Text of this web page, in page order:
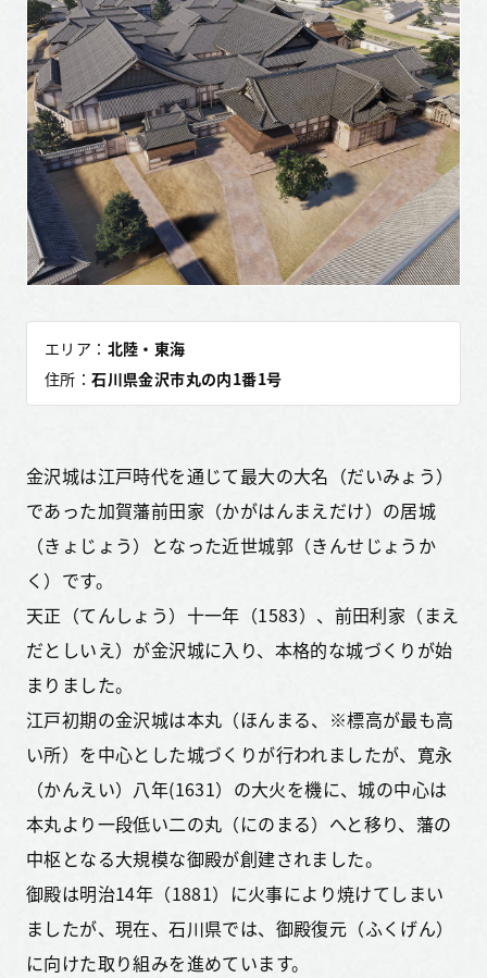
エリア： 北陸・東海
住所：石川県金沢市丸の内1番1号
金沢城は江戸時代を通じて最大の大名（だいみょう）
であった加賀藩前田家（かがはんまえだけ）の居城
（きょじょう）となった近世城郭（きんせじょうか
く）です。
天正（てんしょう）十一年（1583）、前田利家（まえ
だとしいえ）が金沢城に入り、本格的な城づくりが始
まりました。
江戸初期の金沢城は本丸（ほんまる、※標高が最も高
い所）を中心とした城づくりが行われましたが、寛永
（かんえい）八年(1631）の大火を機に、城の中心は
本丸より一段低い二の丸（にのまる）へと移り、藩の
中枢となる大規模な御殿が創建されました。
御殿は明治14年（1881）に火事により焼けてしまい
ましたが、現在、石川県では、御殿復元（ふくげん）
に向けた取り組みを進めています。